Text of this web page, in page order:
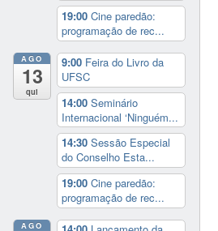
19:00Cine paredão:
programação de rec...
AGO
13
qui
9:00 Feira do Livro da
UFSC
14:00Seminário
Internacional ‘Ninguém...
14:30Sessão Especial
do Conselho Esta...
19:00Cine paredão:
programação de rec...
AGO